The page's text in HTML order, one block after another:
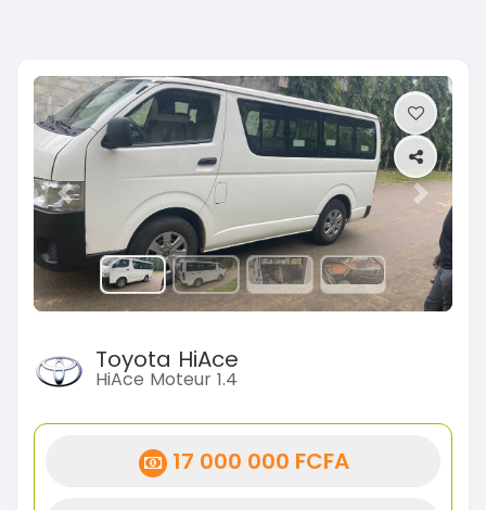
Previous Next
Toyota HiAce
HiAce Moteur 1.4
17 000 000 FCFA